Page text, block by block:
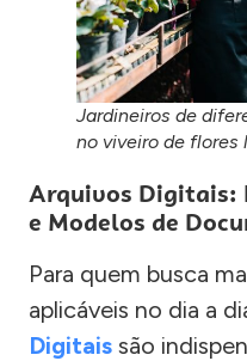
Jardineiros de
no viveiro de flores
Arquivos Digitais:
e Modelos de
Para quem busca
aplicáveis no dia a
Digitais são